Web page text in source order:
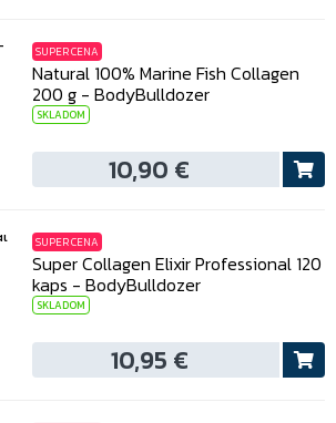
SUPER CENA
Natural 100% Marine Fish Collagen
200 g - BodyBulldozer
SKLADOM
10,90 €
SUPER CENA
Super Collagen Elixir Professional 120
kaps - BodyBulldozer
SKLADOM
10,95 €